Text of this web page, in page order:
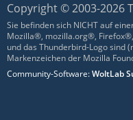
Copyright © 2003-2026
Sie befinden sich NICHT auf
Mozilla®, mozilla.org®,
und das Thunderbird-Logo sind
Markenzeichen der Mozilla
Community-Software:WoltLab